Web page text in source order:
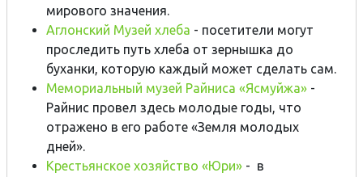
мирового значения.
Аглонский Музей хлеба - посетители могут
проследить путь хлеба от зернышка до
буханки, которую каждый может сделать сам.
Мемориальный музей Райниса «Ясмуйжа» -
Райнис провел здесь молодые годы, что
отражено в его работе «Земля молодых
дней».
Крестьянское хозяйство «Юри» - в